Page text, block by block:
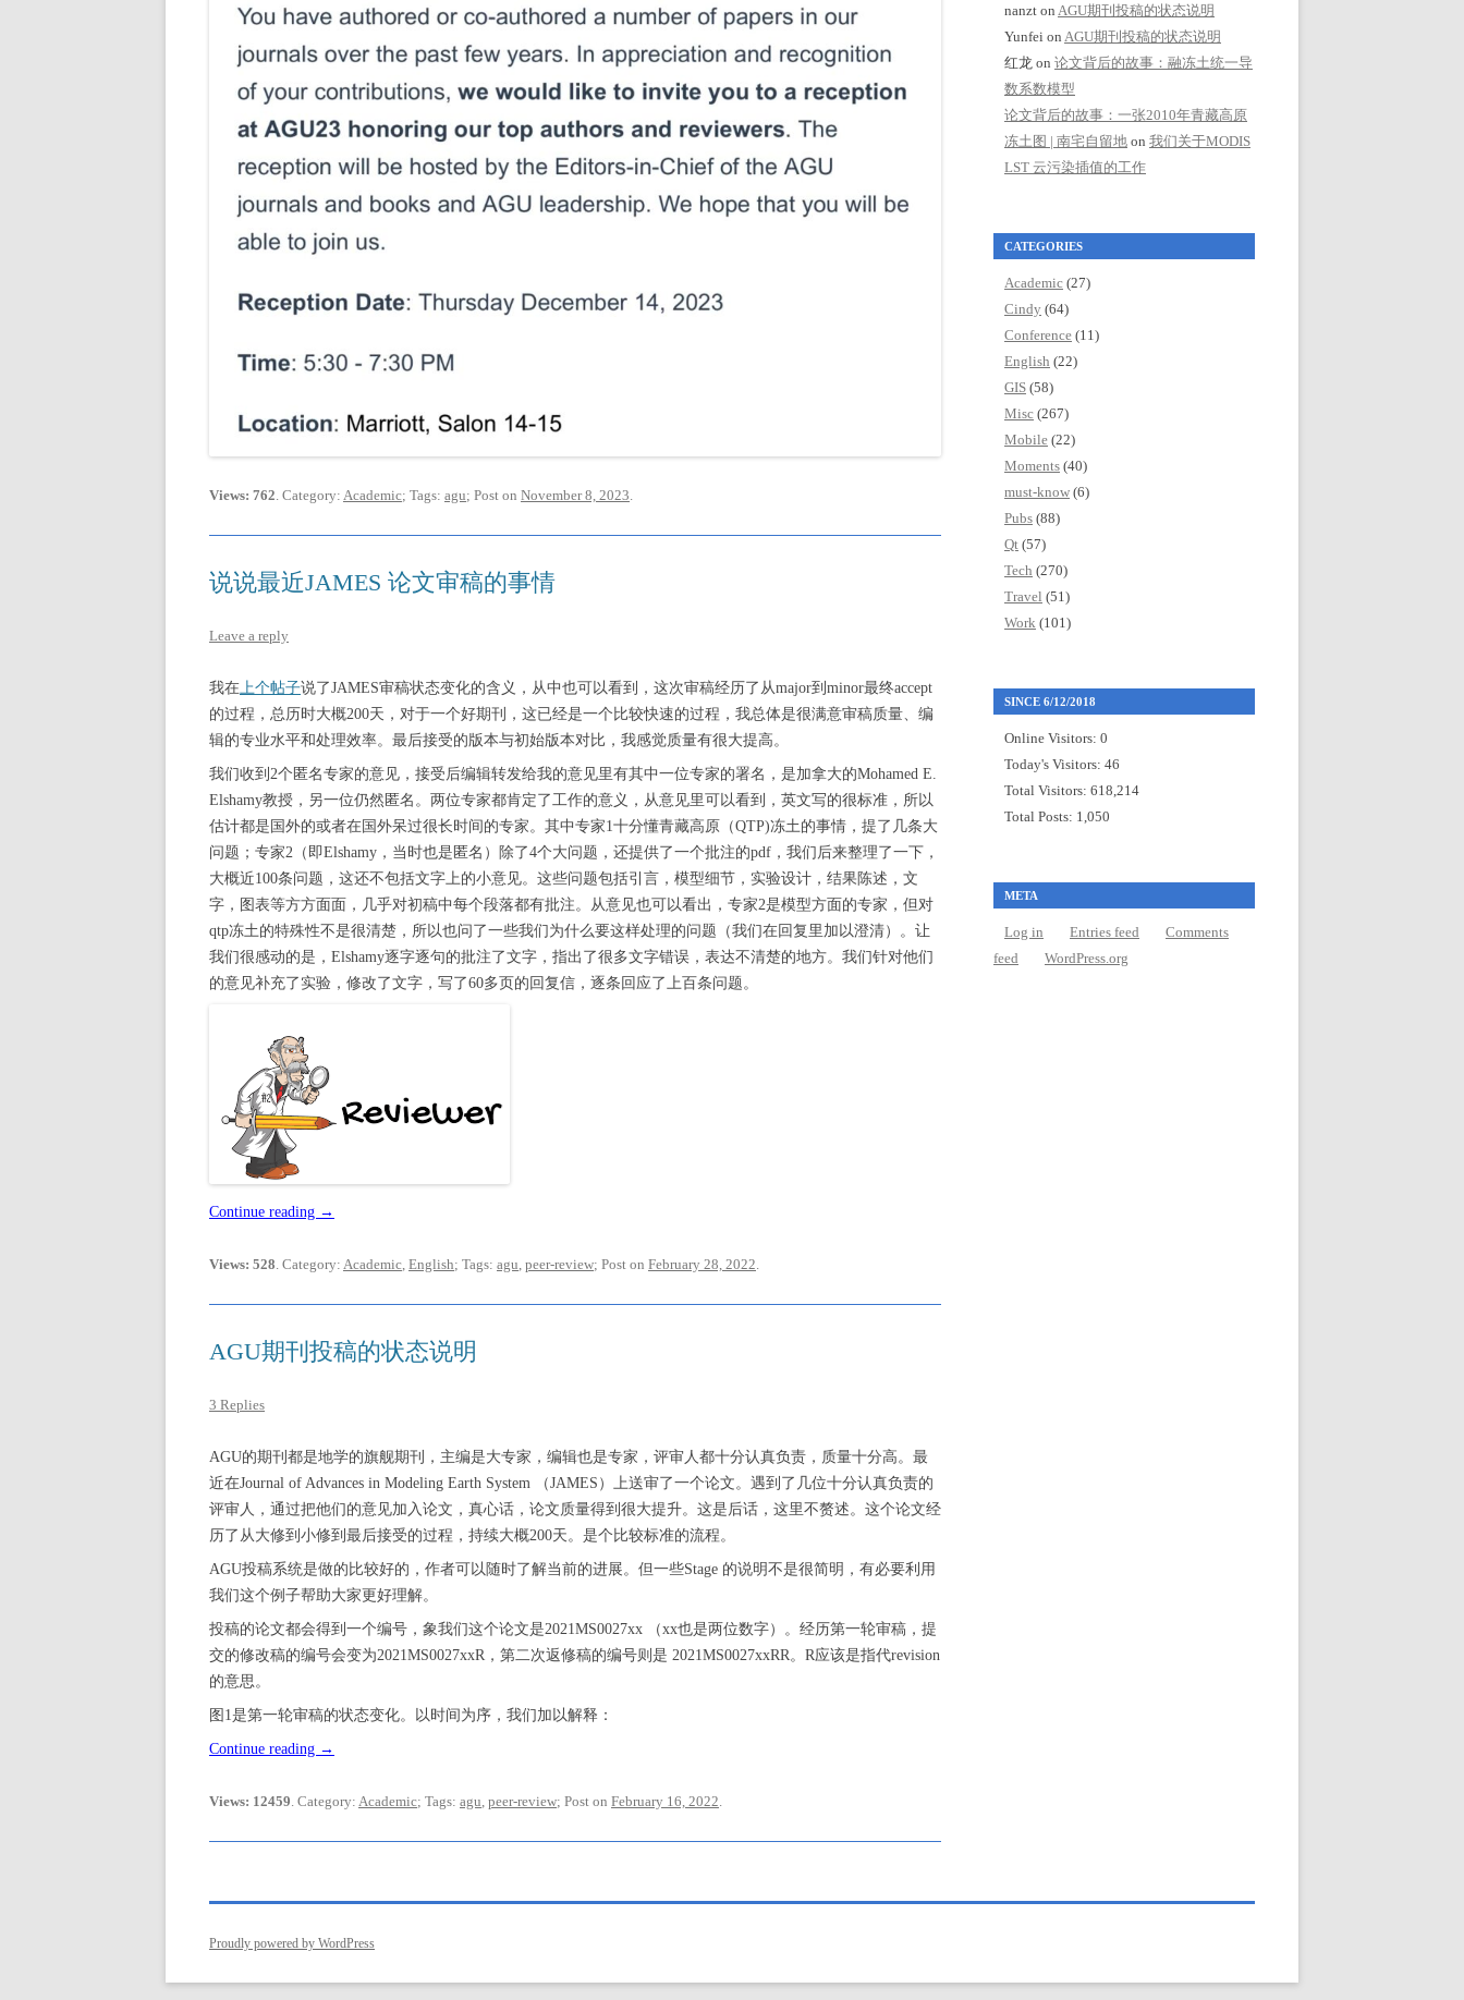
Views: 762. Category: Academic; Tags: agu; Post on November 8, 2023.
说说最近JAMES 论文审稿的事情
Leave a reply
我在上个帖子说了JAMES审稿状态变化的含义，从中也可以看到，这次审稿经历了从major到minor最终accept
的过程，总历时大概200天，对于一个好期刊，这已经是一个比较快速的过程，我总体是很满意审稿质量、编
辑的专业水平和处理效率。最后接受的版本与初始版本对比，我感觉质量有很大提高。
我们收到2个匿名专家的意见，接受后编辑转发给我的意见里有其中一位专家的署名，是加拿大的Mohamed E.
Elshamy教授，另一位仍然匿名。两位专家都肯定了工作的意义，从意见里可以看到，英文写的很标准，所以
估计都是国外的或者在国外呆过很长时间的专家。其中专家1十分懂青藏高原（QTP)冻土的事情，提了几条大
问题；专家2（即Elshamy，当时也是匿名）除了4个大问题，还提供了一个批注的pdf，我们后来整理了一下，
大概近100条问题，这还不包括文字上的小意见。这些问题包括引言，模型细节，实验设计，结果陈述，文
字，图表等方方面面，几乎对初稿中每个段落都有批注。从意见也可以看出，专家2是模型方面的专家，但对
qtp冻土的特殊性不是很清楚，所以也问了一些我们为什么要这样处理的问题（我们在回复里加以澄清）。让
我们很感动的是，Elshamy逐字逐句的批注了文字，指出了很多文字错误，表达不清楚的地方。我们针对他们
的意见补充了实验，修改了文字，写了60多页的回复信，逐条回应了上百条问题。
Continue reading →
Views: 528. Category: Academic, English; Tags: agu, peer-review; Post on February 28, 2022.
AGU期刊投稿的状态说明
3 Replies
AGU的期刊都是地学的旗舰期刊，主编是大专家，编辑也是专家，评审人都十分认真负责，质量十分高。最
近在Journal of Advances in Modeling Earth System （JAMES）上送审了一个论文。遇到了几位十分认真负责的
评审人，通过把他们的意见加入论文，真心话，论文质量得到很大提升。这是后话，这里不赘述。这个论文经
历了从大修到小修到最后接受的过程，持续大概200天。是个比较标准的流程。
AGU投稿系统是做的比较好的，作者可以随时了解当前的进展。但一些Stage 的说明不是很简明，有必要利用
我们这个例子帮助大家更好理解。
投稿的论文都会得到一个编号，象我们这个论文是2021MS0027xx （xx也是两位数字）。经历第一轮审稿，提
交的修改稿的编号会变为2021MS0027xxR，第二次返修稿的编号则是 2021MS0027xxRR。R应该是指代revision
的意思。
图1是第一轮审稿的状态变化。以时间为序，我们加以解释：
Continue reading →
Views: 12459. Category: Academic; Tags: agu, peer-review; Post on February 16, 2022.
nanzt on AGU期刊投稿的状态说明
Yunfei on AGU期刊投稿的状态说明
红龙 on 论文背后的故事：融冻土统一导
数系数模型
论文背后的故事：一张2010年青藏高原
冻土图 | 南宅自留地 on 我们关于MODIS
LST 云污染插值的工作
CATEGORIES
Academic (27)
Cindy (64)
Conference (11)
English (22)
GIS (58)
Misc (267)
Mobile (22)
Moments (40)
must-know (6)
Pubs (88)
Qt (57)
Tech (270)
Travel (51)
Work (101)
SINCE 6/12/2018
Online Visitors: 0
Today's Visitors: 46
Total Visitors: 618,214
Total Posts: 1,050
META
Log in Entries feed
Comments
feed
WordPress.org
Proudly powered by WordPress